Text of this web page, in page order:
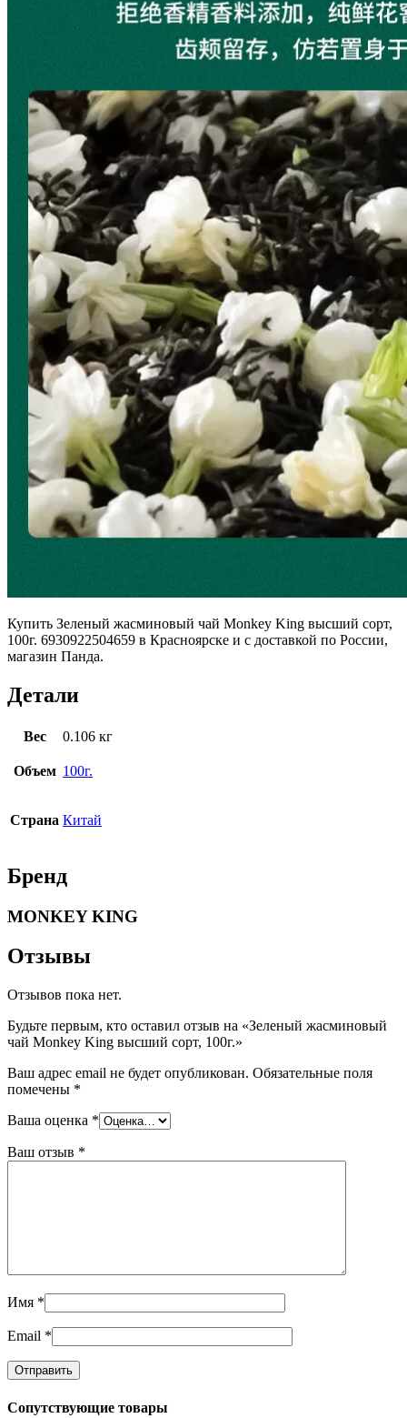
Купить Зеленый жасминовый чай Monkey King высший сорт,
100г. 6930922504659 в Красноярске и с доставкой по России,
магазин Панда.
Детали
Вес 0.106 кг
Объем 100г.
Страна Китай
Бренд
MONKEY KING
Отзывы
Отзывов пока нет.
Будьте первым, кто оставил отзыв на «Зеленый жасминовый
чай Monkey King высший сорт, 100г.»
Ваш адрес email не будет опубликован. Обязательные поля
помечены *
Ваша оценка *
Ваш отзыв *
Имя *
Email *
Сопутствующие товары